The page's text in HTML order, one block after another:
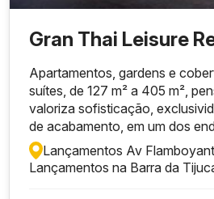
Gran Thai Leisure
Apartamentos, gardens e
suítes, de 127 m² a 405 m²,
valoriza sofisticação,
de acabamento, em um dos
Lançamentos Av
Lançamentos na Barra da